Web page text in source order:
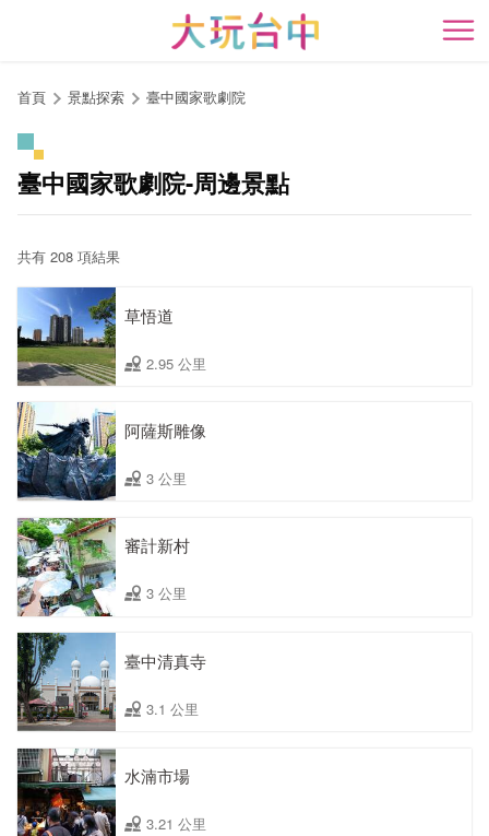
開
首頁 景點探索 臺中國家歌劇院
臺中國家歌劇院-周邊景點
共有 208 項結果
草悟道
2.95 公里
阿薩斯雕像
3 公里
審計新村
3 公里
臺中清真寺
3.1 公里
水湳市場
3.21 公里